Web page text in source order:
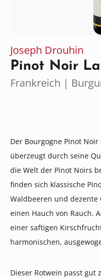
Joseph Drouhin
Pinot Noir
Frankreich |
Der Bourgogne Pinot Noir
überzeugt durch seine
die Welt der Pinot Noirs
finden sich klassische
Waldbeeren und
einen Hauch von Rauch.
einer saftigen
harmonischen,
Dieser Rotwein passt gut